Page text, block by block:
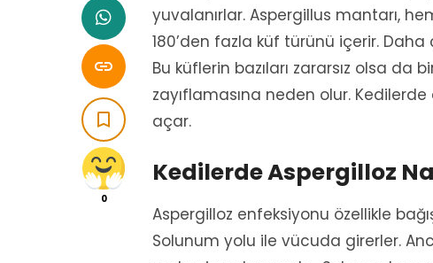


0
yuvalanırlar. Aspergillus mantarı,
180’den fazla küf türünü içerir.
Bu küflerin bazıları zararsız olsa da
zayıflamasına neden olur.
açar.
Kedilerde Aspergilloz
Aspergilloz enfeksiyonu özellikle
Solunum yolu ile vücuda girerler.